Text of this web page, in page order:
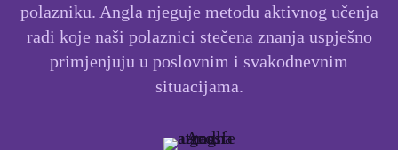
polazniku. Angla njeguje metodu aktivnog učenja
radi koje naši polaznici stečena znanja uspješno
primjenjuju u poslovnim i svakodnevnim
situacijama.